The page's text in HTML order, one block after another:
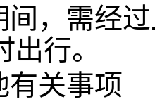
间，需经
行。
有关事项